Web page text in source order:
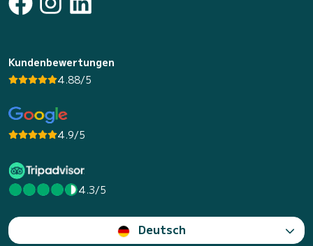
Kundenbewertungen
4.88/5
4.9/5
4.3/5
Deutsch